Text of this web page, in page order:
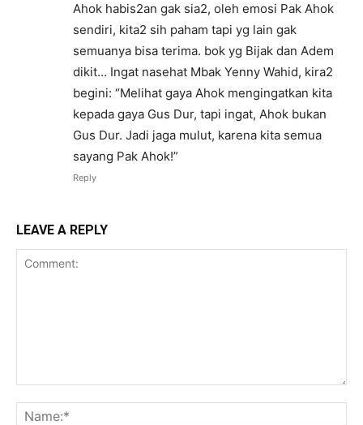
Ahok habis2an gak sia2, oleh emosi Pak Ahok
sendiri, kita2 sih paham tapi yg lain gak
semuanya bisa terima. bok yg Bijak dan Adem
dikit… Ingat nasehat Mbak Yenny Wahid, kira2
begini: “Melihat gaya Ahok mengingatkan kita
kepada gaya Gus Dur, tapi ingat, Ahok bukan
Gus Dur. Jadi jaga mulut, karena kita semua
sayang Pak Ahok!”
Reply
LEAVE A REPLY